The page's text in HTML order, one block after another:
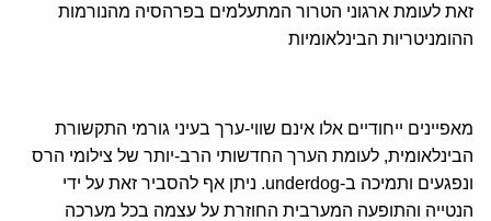
זאת לעומת ארגוני הטרור המתעלמים בפרהסיה מהנורמות
ההומניטריות הבינלאומיות
מאפיינים ייחודיים אלו אינם שווי-ערך בעיני גורמי התקשורת
הבינלאומית, לעומת הערך החדשותי הרב-יותר של צילומי הרס
ונפגעים ותמיכה ב-underdog. ניתן אף להסביר זאת על ידי
הנטייה והתופעה המערבית החוזרת על עצמה בכל מערכה